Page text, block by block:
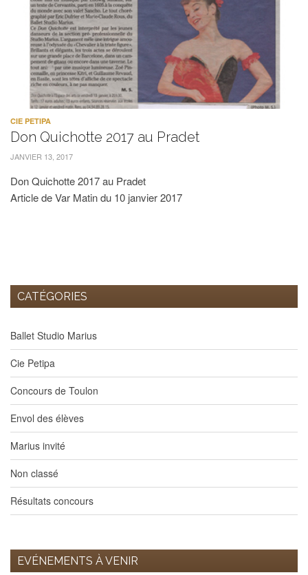
CIE PETIPA
Don Quichotte 2017 au Pradet
JANVIER 13, 2017
Don Quichotte 2017 au Pradet
Article de Var Matin du 10 janvier 2017
CATÉGORIES
Ballet Studio Marius
Cie Petipa
Concours de Toulon
Envol des élèves
Marius invité
Non classé
Résultats concours
EVÉNEMENTS À VENIR